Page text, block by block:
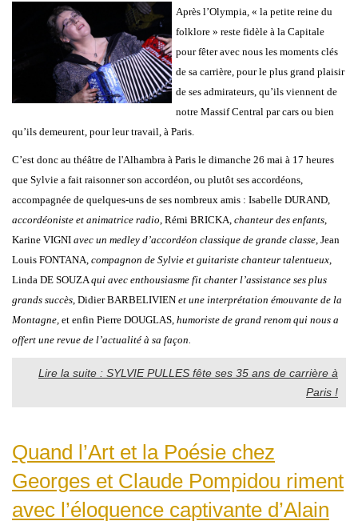
Après l’Olympia, « la petite reine du
folklore » reste fidèle à la Capitale
pour fêter avec nous les moments clés
de sa carrière, pour le plus grand plaisir
de ses admirateurs, qu’ils viennent de
notre Massif Central par cars ou bien
qu’ils demeurent, pour leur travail, à Paris.
C’est donc au théâtre de l'Alhambra à Paris le dimanche 26 mai à 17 heures
que Sylvie a fait raisonner son accordéon, ou plutôt ses accordéons,
accompagnée de quelques-uns de ses nombreux amis : Isabelle DURAND,
accordéoniste et animatrice radio , Rémi BRICKA, chanteur des enfants
Karine VIGNI avec un medley d’accordéon classique de grande classe , Jean
Louis FONTANA, compagnon de Sylvie et guitariste chanteur talentueux
Linda DE SOUZA qui avec enthousiasme fit chanter l’assistance ses plus
grands succès , Didier BARBELIVIEN et une interprétation émouvante de la
Montagne, et enfin Pierre DOUGLAS, humoriste de grand renom qui nous a
offert une revue de l’actualité à sa façon.
Lire la suite : SYLVIE PULLES fête ses 35 ans de carrière à
Paris !
Quand l’Art et la Poésie chez
Georges et Claude Pompidou riment
avec l’éloquence captivante d’Alain